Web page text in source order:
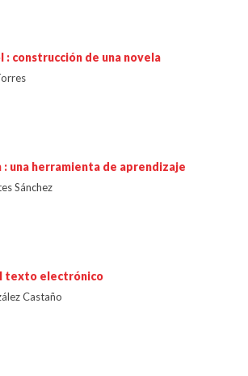
: construcción de una novela
una herramienta de aprendizaje
Sánchez
texto electrónico
Castaño